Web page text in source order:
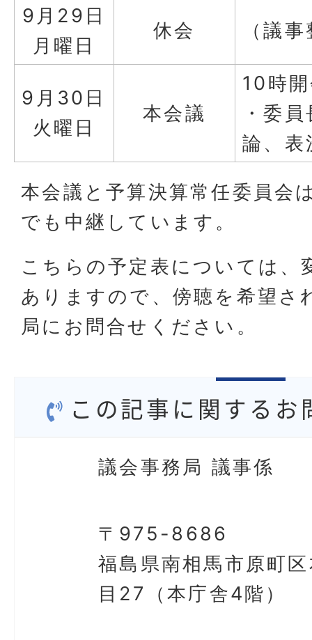
9月29日
月曜日
休会 （議
9月30日
火曜日
本会議
10時
・委
論、表
本会議と予算決算常任委員会
でも中継しています。
こちらの予定表については、
ありますので、傍聴を希望さ
局にお問合せください。
この記事に関するお
議会事務局 議事係
〒975-8686
福島県南相馬市原町
目27（本庁舎4階）